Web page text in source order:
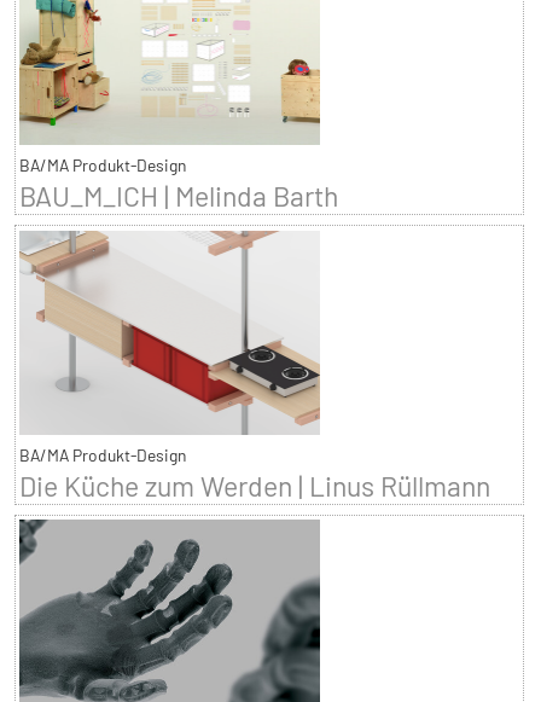
BA/MA Produkt-Design
BAU_M_ICH | Melinda Barth
BA/MA Produkt-Design
Die Küche zum Werden | Linus Rüllmann